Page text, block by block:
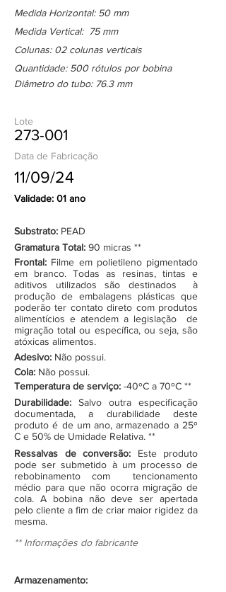
Medida Horizontal: 50 mm
Medida Vertical: 75 mm
Colunas: 02 colunas verticais
Quantidade: 500 rótulos por bobina
Diâmetro do tubo: 76.3 mm
Lote
273-001
Data de Fabricação
11/09/24
Validade: 01 ano
Substrato: PEAD
Gramatura Total: 90 micras **
Frontal: Filme em polietileno pigmentado
em branco. Todas as resinas, tintas e
aditivos utilizados são destinados à
produção de embalagens plásticas que
poderão ter contato direto com produtos
alimentícios e atendem a legislação de
migração total ou específica, ou seja, são
atóxicas alimentos.
Adesivo: Não possui.
Cola: Não possui.
Temperatura de serviço: -40ºC a 70ºC **
Durabilidade: Salvo outra especificação
documentada, a durabilidade deste
produto é de um ano, armazenado a 25º
C e 50% de Umidade Relativa. **
Ressalvas de conversão: Este produto
pode ser submetido à um processo de
rebobinamento com tencionamento
médio para que não ocorra migração de
cola. A bobina não deve ser apertada
pelo cliente a fim de criar maior rigidez da
mesma.
** Informações do fabricante
Armazenamento: